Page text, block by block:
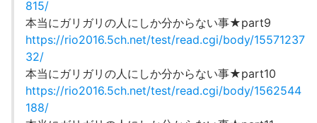
815/
本当にガリガリの人にしか分からない事★part9
https://rio2016.5ch.net/test/read.cgi/body/15571237
32/
本当にガリガリの人にしか分からない事★part10
https://rio2016.5ch.net/test/read.cgi/body/1562544
188/